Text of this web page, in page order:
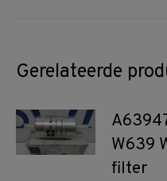
Gerelateerde
W639
filter